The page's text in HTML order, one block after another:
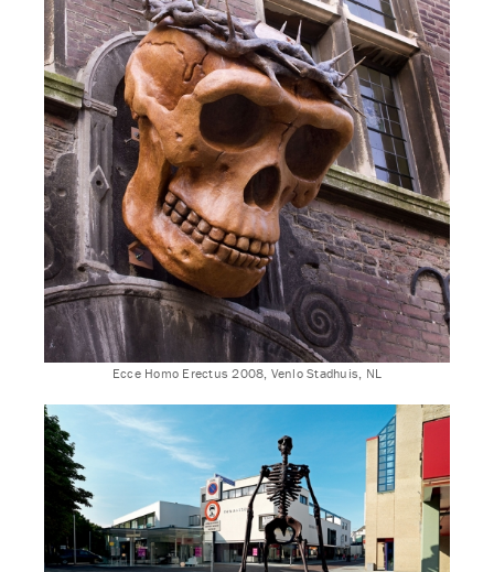
Ecce Homo Erectus 2008, Venlo Stadhuis, NL